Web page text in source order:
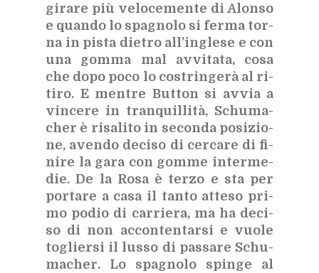
gi­ra­re più ve­lo­ce­men­te di Alon­so
e quan­do lo spa­gno­lo si fer­ma tor­
na in pi­sta die­tro al­l’in­gle­se e con
una gom­ma mal av­vi­ta­ta, cosa
che dopo poco lo co­strin­ge­rà al ri­
ti­ro. E men­tre But­ton si av­via a
vin­ce­re in tran­quil­li­tà, Schu­ma­
cher è ri­sa­li­to in se­con­da po­si­zio­
ne, aven­do de­ci­so di cer­ca­re di fi­
ni­re la gara con gom­me in­ter­me­
die. De la Rosa è ter­zo e sta per
por­ta­re a casa il tan­to at­te­so pri­
mo po­dio di car­rie­ra, ma ha de­ci­
so di non ac­con­ten­tar­si e vuo­le
to­glier­si il lus­so di pas­sa­re Schu­
ma­cher. Lo spa­gno­lo spin­ge al